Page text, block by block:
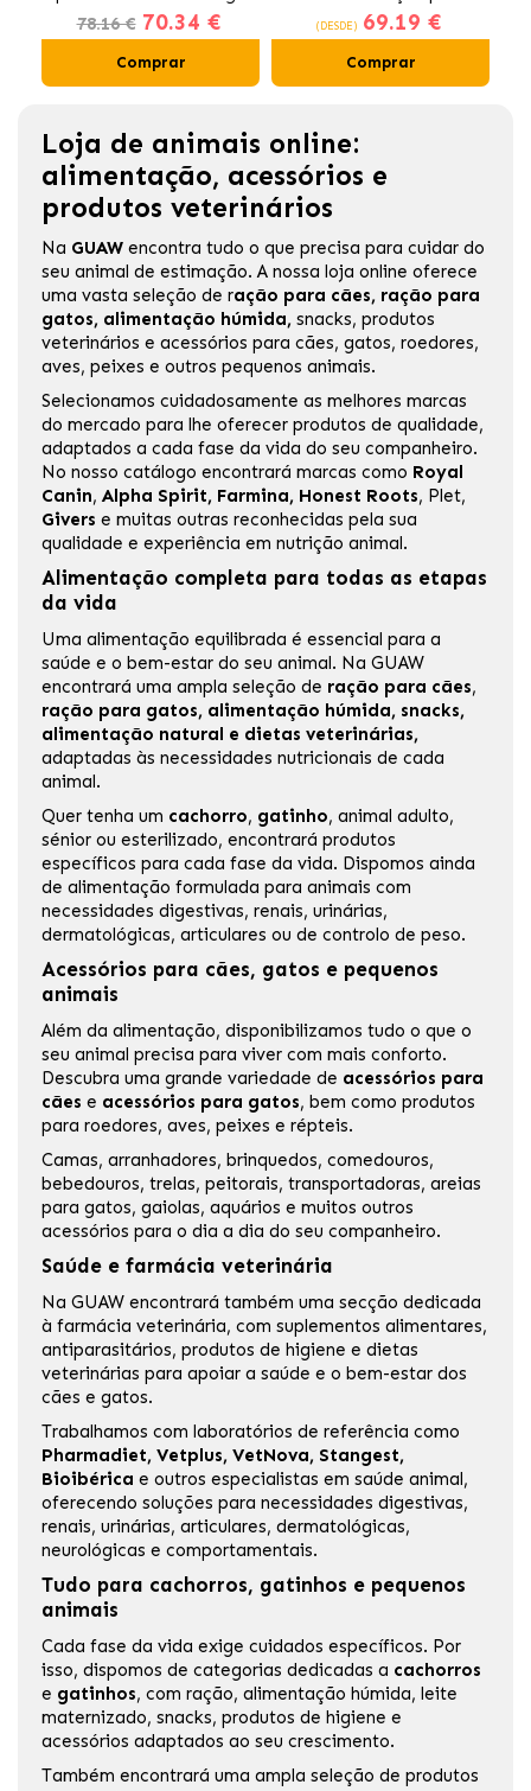
78.16 € 70.34 €
Comprar
Gatos Esterilizados
(DESDE) 69.19 €
Comprar
Loja de animais online:
alimentação, acessórios e
produtos veterinários
Na GUAW encontra tudo o que precisa para cuidar do
seu animal de estimação. A nossa loja online oferece
uma vasta seleção de ração para cães, ração para
gatos, alimentação húmida, snacks, produtos
veterinários e acessórios para cães, gatos, roedores,
aves, peixes e outros pequenos animais.
Selecionamos cuidadosamente as melhores marcas
do mercado para lhe oferecer produtos de qualidade,
adaptados a cada fase da vida do seu companheiro.
No nosso catálogo encontrará marcas como Royal
Canin, Alpha Spirit, Farmina, Honest Roots, Plet,
Givers e muitas outras reconhecidas pela sua
qualidade e experiência em nutrição animal.
Alimentação completa para todas as etapas
da vida
Uma alimentação equilibrada é essencial para a
saúde e o bem-estar do seu animal. Na GUAW
encontrará uma ampla seleção de ração para cães,
ração para gatos, alimentação húmida, snacks,
alimentação natural e dietas veterinárias,
adaptadas às necessidades nutricionais de cada
animal.
Quer tenha um cachorro, gatinho, animal adulto,
sénior ou esterilizado, encontrará produtos
específicos para cada fase da vida. Dispomos ainda
de alimentação formulada para animais com
necessidades digestivas, renais, urinárias,
dermatológicas, articulares ou de controlo de peso.
Acessórios para cães, gatos e pequenos
animais
Além da alimentação, disponibilizamos tudo o que o
seu animal precisa para viver com mais conforto.
Descubra uma grande variedade de acessórios para
cães e acessórios para gatos, bem como produtos
para roedores, aves, peixes e répteis.
Camas, arranhadores, brinquedos, comedouros,
bebedouros, trelas, peitorais, transportadoras, areias
para gatos, gaiolas, aquários e muitos outros
acessórios para o dia a dia do seu companheiro.
Saúde e farmácia veterinária
Na GUAW encontrará também uma secção dedicada
à farmácia veterinária, com suplementos alimentares,
antiparasitários, produtos de higiene e dietas
veterinárias para apoiar a saúde e o bem-estar dos
cães e gatos.
Trabalhamos com laboratórios de referência como
Pharmadiet, Vetplus, VetNova, Stangest,
Bioibérica e outros especialistas em saúde animal,
oferecendo soluções para necessidades digestivas,
renais, urinárias, articulares, dermatológicas,
neurológicas e comportamentais.
Tudo para cachorros, gatinhos e pequenos
animais
Cada fase da vida exige cuidados específicos. Por
isso, dispomos de categorias dedicadas a cachorros
e gatinhos, com ração, alimentação húmida, leite
maternizado, snacks, produtos de higiene e
acessórios adaptados ao seu crescimento.
Também encontrará uma ampla seleção de produtos